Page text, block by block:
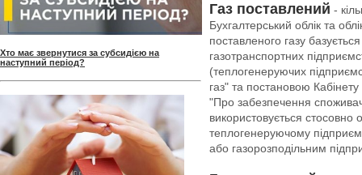
Хто має звернутися за субсидією на
наступний період?
Газ поставлений -
Бухгалтерський облік та
поставленого газу
газотранспортних
(теплогенеруючих
газ" та постановою
"Про забезпечення
використовується стосовно
теплогенеруючому
або газорозподільним